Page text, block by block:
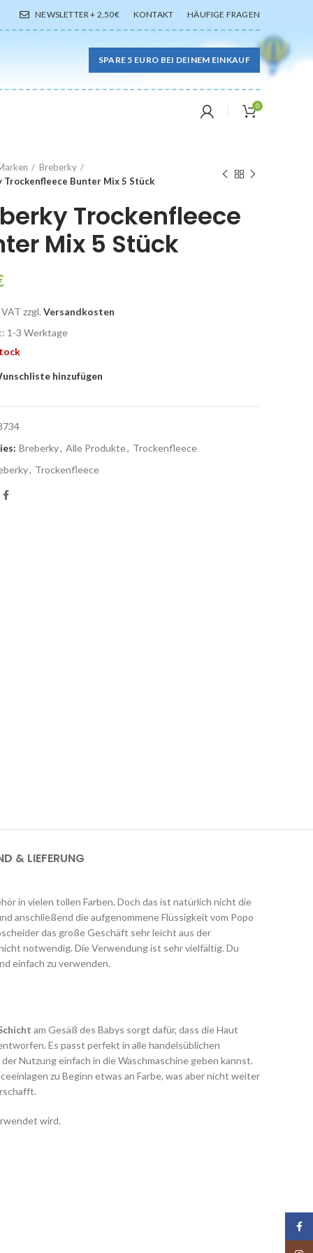
NEWSLETTER + 2,50€ KONTAKT HÄUFIGE FRAGEN
SPARE 5 EURO BEI DEINEM EINKAUF
0
Breberky
Trockenfleece Bunter Mix 5 Stück
Trockenfleece
Mix 5 Stück
zzgl. Versandkosten
1-3 Werk­ta­ge
hinzufügen
Breberky, Alle Produkte, Trockenfleece
, Trockenfleece
& LIEFERUNG
in vielen tollen Farben. Doch das ist natürlich nicht die
anschließend die aufgenommene Flüssigkeit vom Popo
das große Geschäft sehr leicht aus der
notwendig. Die Verwendung ist sehr vielfältig. Du
einfach zu verwenden.
am Gesäß des Babys sorgt dafür, dass die Haut
Es passt perfekt in alle handelsüblichen
Nutzung einfach in die Waschmaschine geben kannst.
zu Beginn etwas an Farbe, was aber nicht weiter
wird.